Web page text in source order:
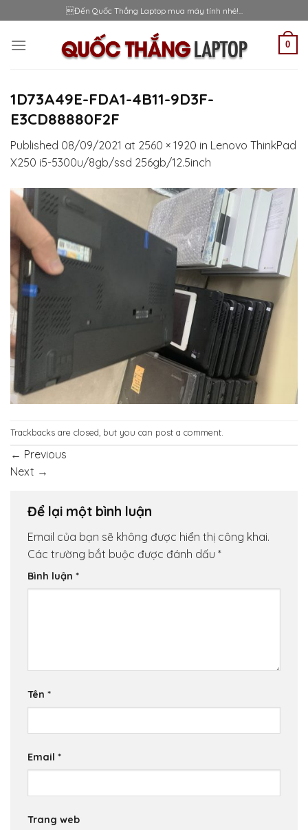
to
content
Đến Quốc Thắng Laptop mua máy tính nhé!...
0
1D73A49E-FDA1-4B11-9D3F-
E3CD88880F2F
Published 08/09/2021 at 2560 × 1920 in Lenovo ThinkPad
X250 i5-5300u/8gb/ssd 256gb/12.5inch
Trackbacks are closed, but you can post a comment.
← Previous
Next →
Để lại một bình luận
Email của bạn sẽ không được hiển thị công khai.
Các trường bắt buộc được đánh dấu *
Bình luận *
Tên *
Email *
Trang web